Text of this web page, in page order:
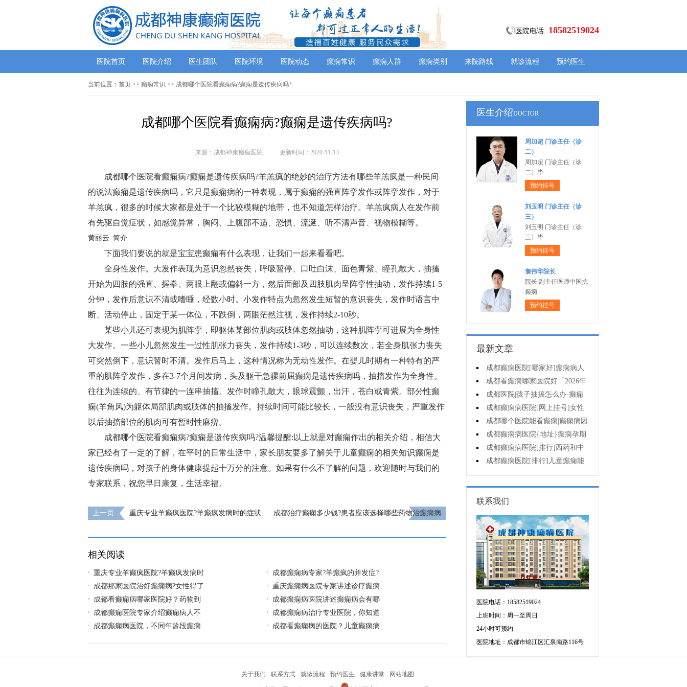
医院电话: 18582519024
医院首页 医院介绍 医生团队 医院环境 医院动态 癫痫常识 癫痫人群 癫痫类别 来院路线 就诊流程 预约医生
当前位置： 首页 >> 癫痫常识 >> 成都哪个医院看癫痫病?癫痫是遗传疾病吗?
成都哪个医院看癫痫病?癫痫是遗传疾病吗?
来源：成都神康癫痫医院 更新时间：2020-11-13
成都哪个医院看癫痫病?癫痫是遗传疾病吗?羊羔疯的绝妙的治疗方法有哪些羊羔疯是一种民间
的说法癫痫是遗传疾病吗，它只是癫痫病的一种表现，属于癫痫的强直阵挛发作或阵挛发作，对于
羊羔疯，很多的时候大家都是处于一个比较模糊的地带，也不知道怎样治疗。羊羔疯病人在发作前
有先驱自觉症状，如感觉异常，胸闷、上腹部不适、恐惧、流涎、听不清声音、视物模糊等。
黄丽云_简介
下面我们要说的就是宝宝患癫痫有什么表现，让我们一起来看看吧。
全身性发作。大发作表现为意识忽然丧失，呼吸暂停、口吐白沫、面色青紫、瞳孔散大，抽搐
开始为四肢的强直、握拳、两眼上翻或偏斜一方，然后面部及四肢肌肉呈阵挛性抽动，发作持续1-5
分钟，发作后意识不清或嗜睡，经数小时。小发作特点为忽然发生短暂的意识丧失，发作时语言中
断、活动停止，固定于某一体位，不跌倒，两眼茫然注视，发作持续2-10秒。
某些小儿还可表现为肌阵挛，即躯体某部位肌肉或肢体忽然抽动，这种肌阵挛可进展为全身性
大发作。一些小儿忽然发生一过性肌张力丧失，发作持续1-3秒，可以连续数次，若全身肌张力丧失
可突然倒下，意识暂时不清。发作后马上，这种情况称为无动性发作。在婴儿时期有一种特有的严
重的肌阵挛发作，多在3-7个月间发病，头及躯干急骤前屈癫痫是遗传疾病吗，抽搐发作为全身性。
往往为连续的、有节律的一连串抽搐。发作时瞳孔散大，眼球震颤，出汗，苍白或青紫。部分性癫
痫(羊角风)为躯体局部肌肉或肢体的抽搐发作。持续时间可能比较长，一般没有意识丧失，严重发作
以后抽搐部位的肌肉可有暂时性麻痹。
成都哪个医院看癫痫病?癫痫是遗传疾病吗?温馨提醒:以上就是对癫痫作出的相关介绍，相信大
家已经有了一定的了解，在平时的日常生活中，家长朋友要多了解关于儿童癫痫的相关知识癫痫是
遗传疾病吗，对孩子的身体健康提起十万分的注意。如果有什么不了解的问题，欢迎随时与我们的
专家联系，祝您早日康复，生活幸福。
上一页
重庆专业羊癫疯医院?羊癫疯发病时的症状
成都治疗癫痫多少钱?患者应该选择哪些药物治癫痫病
相关阅读
重庆专业羊癫疯医院?羊癫疯发病时
成都癫痫病专家?羊癫疯的并发症?
成都那家医院治好癫痫病?女性得了
重庆癫痫病医院专家讲述诊疗癫痫
成都看癫痫病哪家医院好？药物到
成都癫痫病医院讲述癫痫病会有哪
成都癫痫医院专家介绍癫痫病人不
成都癫痫病治疗专业医院，你知道
成都癫痫病医院，不同年龄段癫痫
成都看癫痫病的医院？儿童癫痫病
医生介绍DOCTOR
周加超 门诊主任（诊
二）
周加超 门诊主任（诊
二）毕
预约挂号
刘玉明 门诊主任（诊
三）
刘玉明 门诊主任（诊
三）毕
预约挂号
詹伟华院长
院长 副主任医师中国抗
癫痫
预约挂号
最新文章
成都癫痫医院[哪家好]癫痫病人
一定要注意哪些护理问题?
成都看癫痫哪家医院好「2026年
度公布」这些常见的食物能帮助癫
痫治疗!
成都医院|孩子抽搐怎么办-癫痫
性精神障碍的护理措施有哪些?
成都癫痫病医院[网上挂号]女性
癫痫治疗方法有哪些?
成都哪个医院能看癫痫|癫痫病因
治疗?成都癫痫病医院{地址}癫痫孕期
要留意什么?
成都癫痫病医院[排行]西药和中
药治羊癫疯哪个好?
成都癫痫医院[排行]儿童癫痫能
治疗好吗?
联系我们
医院电话：18582519024
上班时间：周一至周日
24小时可预约
医院地址：成都市锦江区汇泉南路116号
关于我们 - 联系方式 - 就诊流程 - 预约医生 - 健康讲堂 - 网站地图